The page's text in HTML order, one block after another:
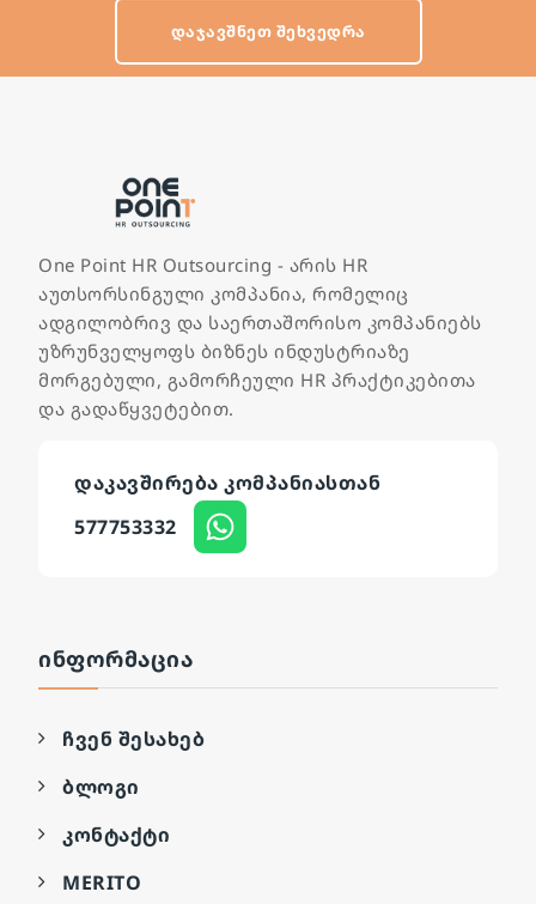
ᲓᲐᲯᲐᲕᲨᲜᲔᲗ ᲨᲔᲮᲕᲔᲓᲠᲐ
One Point HR Outsourcing - არის HR
აუთსორსინგული კომპანია, რომელიც
ადგილობრივ და საერთაშორისო კომპანიებს
უზრუნველყოფს ბიზნეს ინდუსტრიაზე
მორგებული, გამორჩეული HR პრაქტიკებითა
და გადაწყვეტებით.
დაკავშირება კომპანიასთან
577753332
ᲘᲜᲤᲝᲠᲛᲐᲪᲘᲐ
ჩვენ შესახებ
ბლოგი
კონტაქტი
MERITO